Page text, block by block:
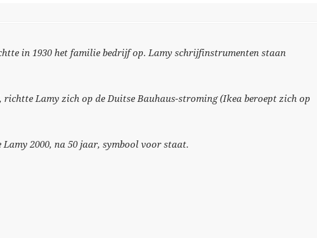
in 1930 het familie bedrijf op. Lamy schrijfinstrumenten staan
Lamy zich op de Duitse Bauhaus-stroming (Ikea beroept zich op
2000, na 50 jaar, symbool voor staat.